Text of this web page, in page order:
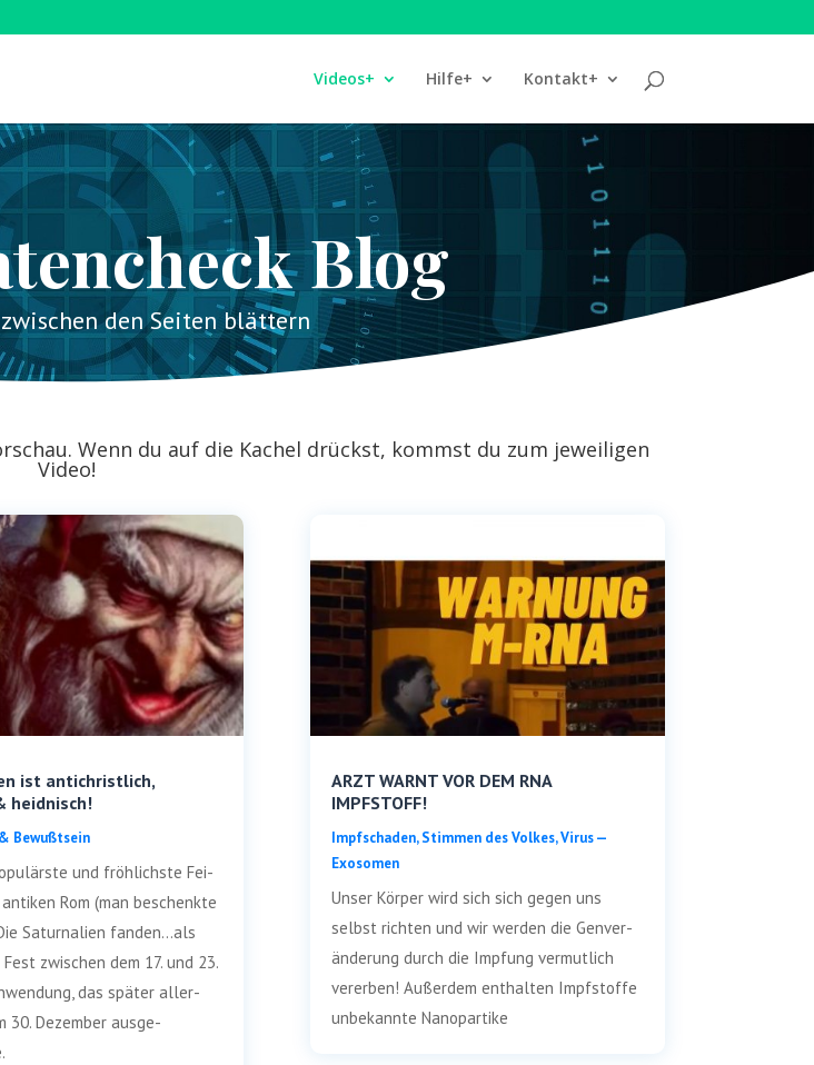
Videos+ Hilfe+ Kontakt+
Blog
den Seiten blättern
Wenn du auf die Kachel drückst, kommst du zum jeweiligen
Video!
ist antichristlich,
heidnisch!
Bewußtsein
und fröh­lichs­te Fei­
Rom (man beschenk­te
Satur­na­li­en fanden…als
zwi­schen dem 17. und 23.
das spä­ter aller­
30. Dezem­ber aus­ge­
ARZT WARNT VOR DEM RNA
IMPFSTOFF!
Impf­scha­den,Stim­men des Vol­kes,Virus —
Exosomen
Unser Kör­per wird sich sich gegen uns
selbst rich­ten und wir wer­den die Gen­ver­
än­de­rung durch die Imp­fung ver­mut­lich
ver­er­ben! Außer­dem ent­hal­ten Impf­stof­fe
unbe­kann­te Nanopartike